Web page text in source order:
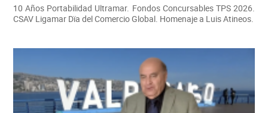
10 Años Portabilidad Ultramar. Fondos Concursables TPS 2026.
CSAV Ligamar Dïa del Comercio Global. Homenaje a Luis Atineos.